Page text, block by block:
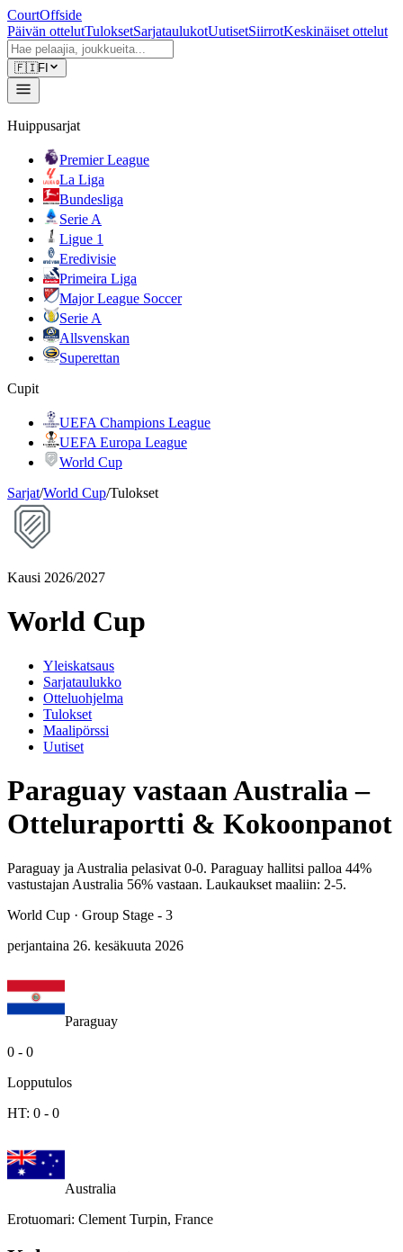
CourtOffside
Päivän ottelutTuloksetSarjataulukotUutisetSiirrotKeskinäiset ottelut
🇫🇮FI
Huippusarjat
Premier League
La Liga
Bundesliga
Serie A
Ligue 1
Eredivisie
Primeira Liga
Major League Soccer
Serie A
Allsvenskan
Superettan
Cupit
UEFA Champions League
UEFA Europa League
World Cup
Sarjat/World Cup/Tulokset
Kausi 2026/2027
World Cup
Yleiskatsaus
Sarjataulukko
Otteluohjelma
Tulokset
Maalipörssi
Uutiset
Paraguay vastaan Australia –
Otteluraportti & Kokoonpanot
Paraguay ja Australia pelasivat 0-0. Paraguay hallitsi palloa 44%
vastustajan Australia 56% vastaan. Laukaukset maaliin: 2-5.
World Cup · Group Stage - 3
perjantaina 26. kesäkuuta 2026
Paraguay
0 - 0
Lopputulos
HT: 0 - 0
Australia
Erotuomari: Clement Turpin, France